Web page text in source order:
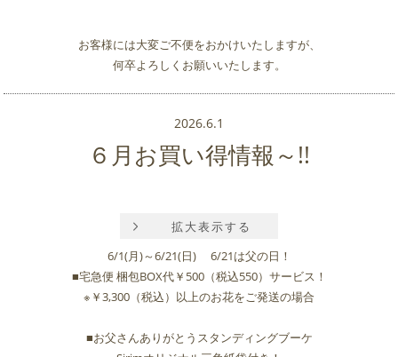
お客様には大変ご不便をおかけいたしますが、
何卒よろしくお願いいたします。
2026.6.1
６月お買い得情報～!!
拡大表示する
6/1(月)～6/21(日) 6/21は父の日！
■宅急便 梱包BOX代￥500（税込550）サービス！
※￥3,300（税込）以上のお花をご発送の場合
■お父さんありがとうスタンディングブーケ